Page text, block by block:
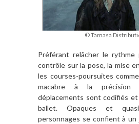
© Tamasa
Préférant relâcher le rythme
contrôle sur la pose, la mise
les courses-poursuites
macabre à la précision
déplacements sont codifiés
ballet. Opaques et
personnages se confient à un